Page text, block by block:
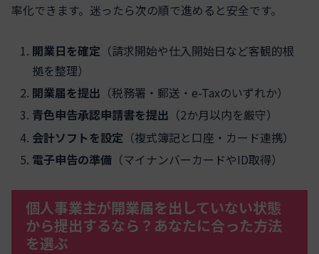
率化できます。迷ったら次の順で進めると安全です。
開業日を確定 （請求開始や仕入開始日など客観的根
拠を整理）
開業届を提出 （税務署・郵送・e-Taxのいずれか）
青色申告承認申請書を提出 （2か月以内を厳守）
会計ソフトを設定 （複式簿記と口座・カード連携）
電子申告の準備 （マイナンバーカードやID取得）
個人事業主が開業届を出していない状態
から提出するなら？あなたに合った方法
を選ぶ